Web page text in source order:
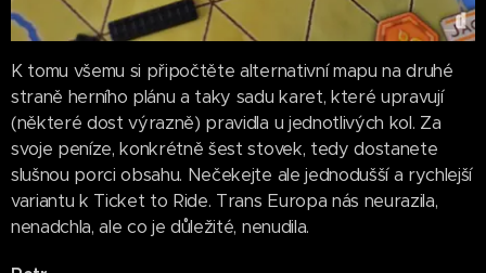
K tomu všemu si připočtěte alternativní mapu na druhé
straně herního plánu a taky sadu karet, které upravují
(některé dost výrazně) pravidla u jednotlivých kol. Za
svoje peníze, konkrétně šest stovek, tedy dostanete
slušnou porci obsahu. Nečekejte ale jednodušší a rychlejší
variantu k Ticket to Ride. Trans Europa nás neurazila,
nenadchla, ale co je důležité, nenudila.